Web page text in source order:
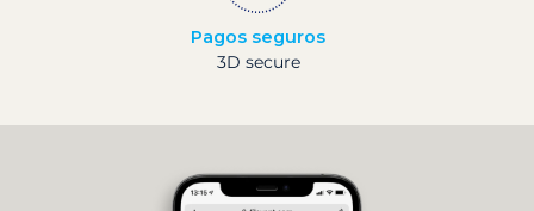
Pagos seguros
3D secure